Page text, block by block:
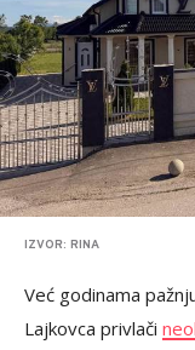
IZVOR: RINA
Već godinama
Lajkovca privlači